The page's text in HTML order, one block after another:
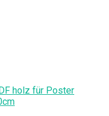
holz für Poster